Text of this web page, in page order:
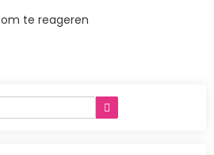
om te reageren